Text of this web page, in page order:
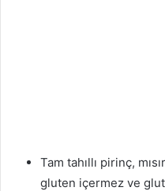
Tam tahıllı pirinç,
gluten içermez ve